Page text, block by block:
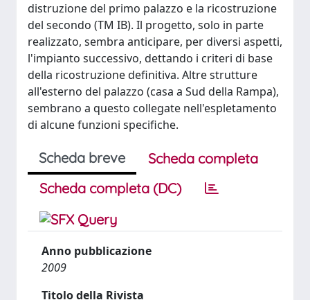
distruzione del primo palazzo e la ricostruzione
del secondo (TM IB). Il progetto, solo in parte
realizzato, sembra anticipare, per diversi aspetti,
l'impianto successivo, dettando i criteri di base
della ricostruzione definitiva. Altre strutture
all'esterno del palazzo (casa a Sud della Rampa),
sembrano a questo collegate nell'espletamento
di alcune funzioni specifiche.
Scheda breve
Scheda completa
Scheda completa (DC)
Anno pubblicazione
2009
Titolo della Rivista